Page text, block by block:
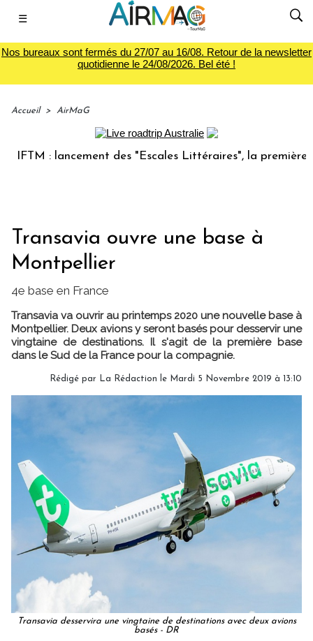
☰
Nos bureaux sont fermés du 27/07 au 16/08. Retour de la newsletter
quotidienne le 24/08/2026. Bel été !
Accueil > AirMaG
: lancement des "Escales Littéraires", la première
Transavia ouvre une base à
Montpellier
4e base en France
Transavia va ouvrir au printemps 2020 une nouvelle base à
Montpellier. Deux avions y seront basés pour desservir une
vingtaine de destinations. Il s'agit de la première base
dans le Sud de la France pour la compagnie.
Rédigé par La Rédaction le Mardi 5 Novembre 2019 à 13:10
Transavia desservira une vingtaine de destinations avec deux avions
basés - DR